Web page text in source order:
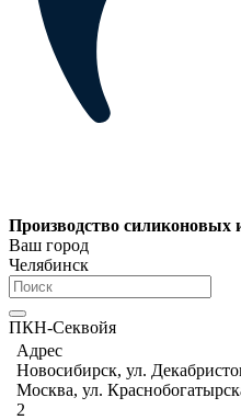
Производство силиконовых
Ваш город
Челябинск
ПКН-Секвойя
Адрес
Новосибирск, ул.
Москва, ул.
2